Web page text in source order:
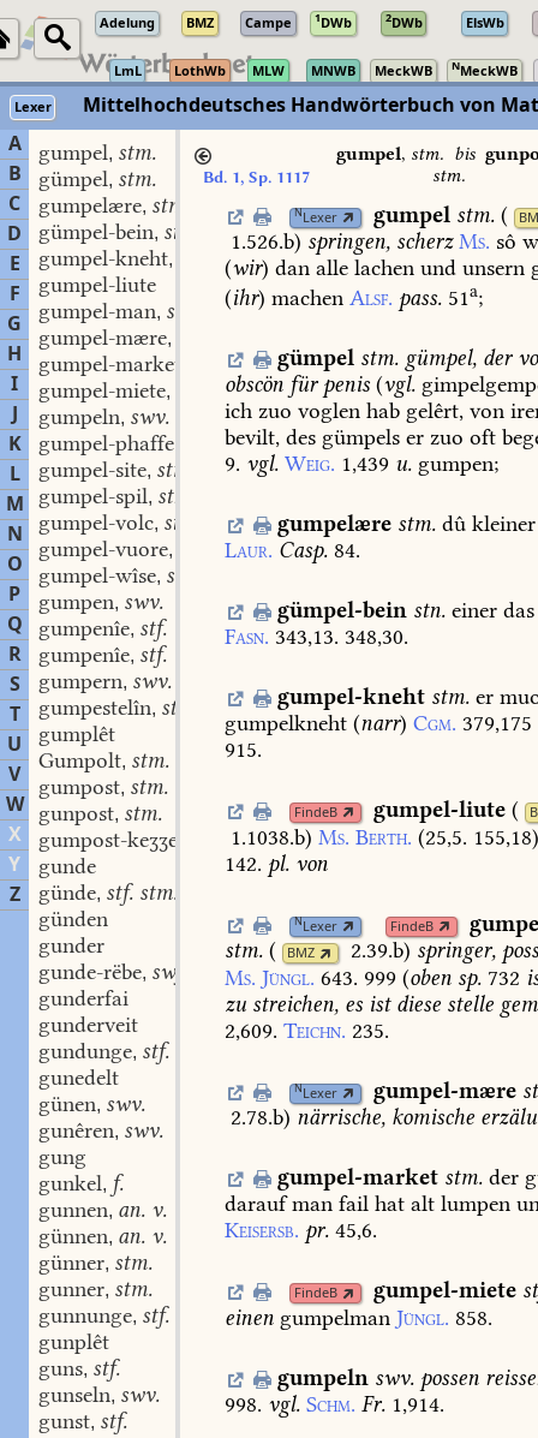
Adelung BMZ Campe 1DWb 2DWb ElsWb
LmL LothWb MLW MNWB MeckWB NMeckWB
Lexer
Mittelhochdeutsches Handwörterbuch von
A
B
C
D
E
F
G
H
I
J
K
L
M
N
O
P
Q
R
S
T
U
V
W
X
Y
Z
gumpel, stm.
gümpel, stm.
gumpelære, stm.
gümpel-bein, stn.
gumpel-kneht,
gumpel-liute
gumpel-man, stm.
gumpel-mære,
gumpel-market
stm.
gumpel-miete,
gumpeln, swv.
gumpel-phaffe
swm.
gumpel-site, stm.
gumpel-spil, stn.
gumpel-volc, stn.
gumpel-vuore,
gumpel-wîse, stf.
gumpen, swv.
gumpenîe, stf.
gumpenîe, stf.
gumpern, swv.
gumpestelîn, stn.
gumplêt
Gumpolt, stm.
gumpost, stm.
gunpost, stm.
gumpost-keʒʒel
gunde
günde, stf. stm.
günden
gunder
gunde-rëbe, swf.
gunderfai
gunderveit
gundunge, stf.
gunedelt
günen, swv.
gunêren, swv.
gung
gunkel, f.
gunnen, an. v.
günnen, an. v.
günner, stm.
gunner, stm.
gunnunge, stf.
gunplêt
guns, stf.
gunseln, swv.
gunst, stf.
Bd. 1, Sp. 1117
gumpel, stm. bis
stm.
NLexer gumpel stm. (
1.526.b) springen, scherz Ms. sô
(wir) dan alle lachen und unsern
(ihr) machen Alsf. pass. 51a;
gümpel stm. gümpel,der
obscön fürpenis (vgl.
ich zuo voglen hab gelêrt, von
bevilt, des gümpels er zuo oft
9. vgl. Weig. 1,439 u. gumpen;
gumpelære stm. dûkleiner
Laur. Casp. 84.
gümpel-bein stn. einerdas
Fasn. 343,13. 348,30.
gumpel-kneht stm. er
gumpelkneht (narr) Cgm. 379,175
915.
FindeB gumpel-liute (
1.1038.b) Ms. Berth. (25,5.
142. pl. von
NLexer FindeB
stm. ( BMZ 2.39.b) springer,
Ms. Jüngl. 643. 999 (oben sp. 732
zu streichen, es istdiese stelle
2,609. Teichn. 235.
NLexer gumpel-mære
2.78.b) närrische, komische
gumpel-market stm. der
daraufman fail hat alt lumpen
Keisersb. pr. 45,6.
FindeB gumpel-miete
einen gumpelman Jüngl. 858.
gumpeln swv. possen
998. vgl. Schm. Fr. 1,914.